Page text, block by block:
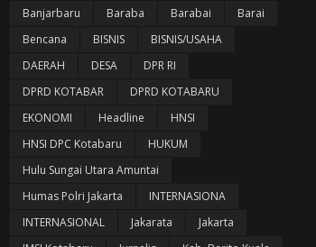
Banjarbaru
Baraba Barabai
Barai
Bencana
BISNIS
BISNIS/USAHA
DAERAH
DESA
DPR RI
DPRD KOTABAR
DPRD KOTABARU
EKONOMI
Headline
HNSI
HNSI DPC Kotabaru
HUKUM
Hulu Sungai Utara Amuntai
Humas Polri Jakarta
INTERNASIONA
INTERNASIONAL
Jakarata
Jakarta